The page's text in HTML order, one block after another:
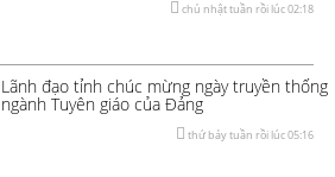
chủ nhật tuần rồi lúc 02:18
Lãnh đạo tỉnh chúc mừng ngày truyền thống
ngành Tuyên giáo của Đảng
thứ bảy tuần rồi lúc 05:16